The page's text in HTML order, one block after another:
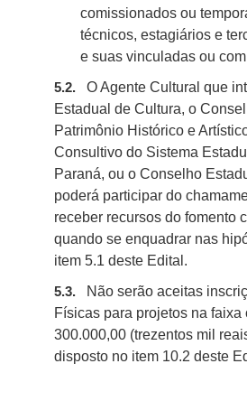
comissionados ou
técnicos, estagiários e
e suas vinculadas ou
5.2.
O Agente Cultural que
Estadual de Cultura, o
Patrimônio Histórico e
Consultivo do Sistema
Paraná, ou o Conselho
poderá participar do
receber recursos do fomento
quando se enquadrar nas
item 5.1 deste Edital.
5.3.
Não serão aceitas
Físicas para projetos na
300.000,00 (trezentos mil
disposto no item 10.2 deste